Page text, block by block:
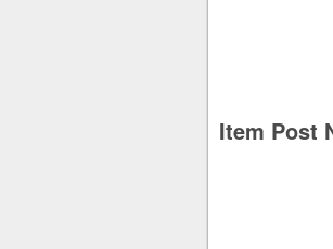
Item Post